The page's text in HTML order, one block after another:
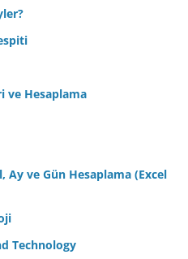
ve Hesaplama
Ay ve Gün Hesaplama (Excel
Technology